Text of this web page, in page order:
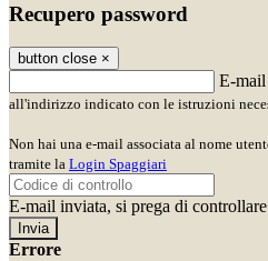
Recupero password
button close ×
E-mail
all'indirizzo indicato con le istruzioni
Non hai una e-mail associata al nome
tramite la Login Spaggiari
E-mail inviata, si prega di
Errore